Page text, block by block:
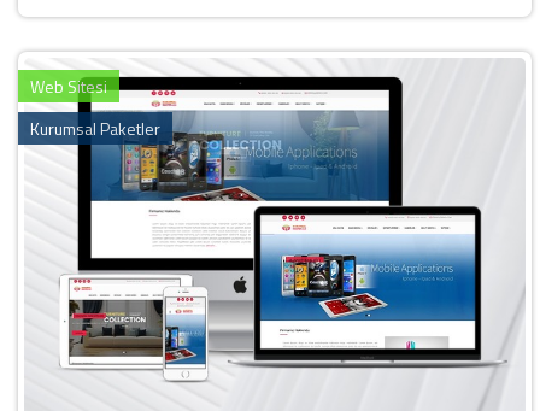
Web Sitesi
Kurumsal Paketler